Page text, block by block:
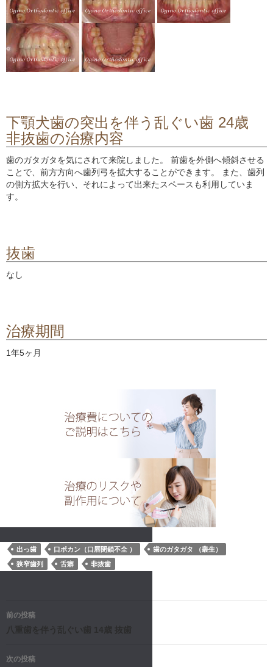
下顎犬歯の突出を伴う乱ぐい歯 24歳
非抜歯の治療内容
歯のガタガタを気にされて来院しました。 前歯を外側へ傾斜させる
ことで、前方方向へ歯列弓を拡大することができます。 また、歯列
の側方拡大を行い、それによって出来たスペースも利用していま
す。
抜歯
なし
治療期間
1年5ヶ月
出っ歯 口ポカン（口唇閉鎖不全 ）
歯のガタガタ （叢生）
狭窄歯列
舌癖 非抜歯
投
稿
ナ
前の投稿
八重歯を伴う乱ぐい歯 14歳 抜歯
次の投稿